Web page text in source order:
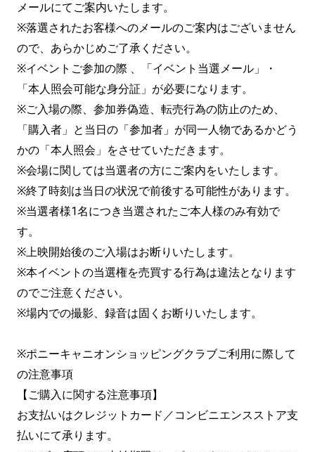
メールにてご案内いたします。
※落選されたお客様へのメールのご案内はございません
ので、あらかじめご了承ください。
※イベントご参加の際 、「イベント当選メール」・
「本人照会可能な身分証」が必要になります。
※ご入場の際、参加券偽造、転売行為の防止のため、
「購入者」と当日の「参加者」が同一人物であるかどう
かの「本人照会」をさせていただきます。
※会場に関しては当選者の方にご案内をいたします。
※終了時刻は当日の状況で前後する可能性があります。
※当選者様1名につき当選されたご本人様のみ有効で
す。
※上映開始後のご入場はお断りいたします。
※本イベントの当選権を売買する行為は違法となります
のでご注意ください。
※場内での撮影、録音は固くお断りいたします。
※ポニーキャニオンショッピングクラブご利用に際して
の注意事項
【ご購入に関する注意事項】
お支払いはクレジットカード／コンビニエンスストア支
払いにて承ります。